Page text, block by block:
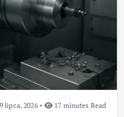
lipca, 2026 17 minutes Read